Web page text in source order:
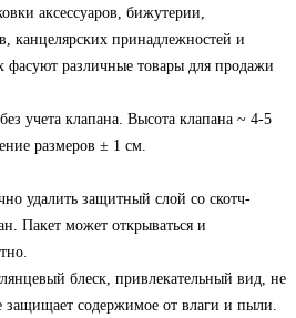
аксессуаров, бижутерии,
канцелярских принадлежностей и
фасуют различные товары для продажи
учета клапана. Высота клапана ~ 4-5
размеров ± 1 см.
удалить защитный слой со скотч-
Пакет может открываться и
блеск, привлекательный вид, не
защищает содержимое от влаги и пыли.